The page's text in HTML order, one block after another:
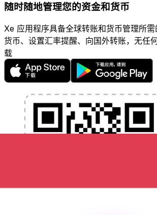
随时随地管理您的资金和货币
Xe 应用程序具备全球转账和货币管理所
货币、设置汇率提醒、向国外转账，无任
载